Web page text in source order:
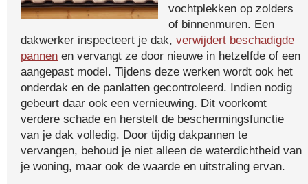
vochtplekken op zolders
of binnenmuren. Een
dakwerker inspecteert je dak, verwijdert beschadigde
pannen en vervangt ze door nieuwe in hetzelfde of een
aangepast model. Tijdens deze werken wordt ook het
onderdak en de panlatten gecontroleerd. Indien nodig
gebeurt daar ook een vernieuwing. Dit voorkomt
verdere schade en herstelt de beschermingsfunctie
van je dak volledig. Door tijdig dakpannen te
vervangen, behoud je niet alleen de waterdichtheid van
je woning, maar ook de waarde en uitstraling ervan.